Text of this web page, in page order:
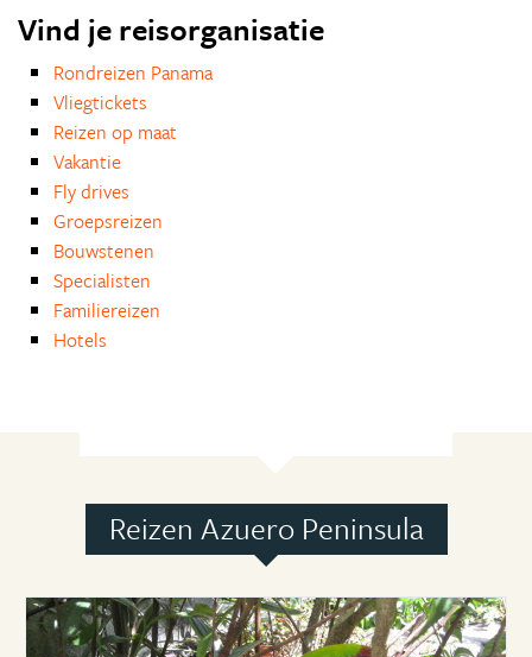
Vind je reisorganisatie
Rondreizen Panama
Vliegtickets
Reizen op maat
Vakantie
Fly drives
Groepsreizen
Bouwstenen
Specialisten
Familiereizen
Hotels
Reizen Azuero Peninsula